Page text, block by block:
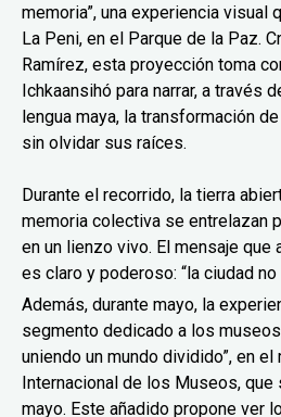
memoria”, una experiencia visual
La Peni, en el Parque de la Paz.
Ramírez, esta proyección toma
Ichkaansihó para narrar, a través
lengua maya, la transformación
sin olvidar sus raíces.
Durante el recorrido, la tierra
memoria colectiva se entrelazan
en un lienzo vivo. El mensaje que
es claro y poderoso: “la ciudad
Además, durante mayo, la
segmento dedicado a los
uniendo un mundo dividido”, en el
Internacional de los Museos,
mayo. Este añadido propone ver